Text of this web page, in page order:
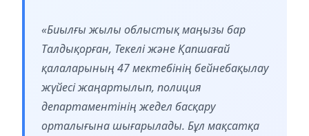
«Биылғы жылы облыстық маңызы бар
Талдықорған, Текелі және Қапшағай
қалаларының 47 мектебінің бейнебақылау
жүйесі жаңартылып, полиция
департаментінің жедел басқару
орталығына шығарылады. Бұл мақсатқа